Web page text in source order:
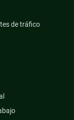
de tráfico